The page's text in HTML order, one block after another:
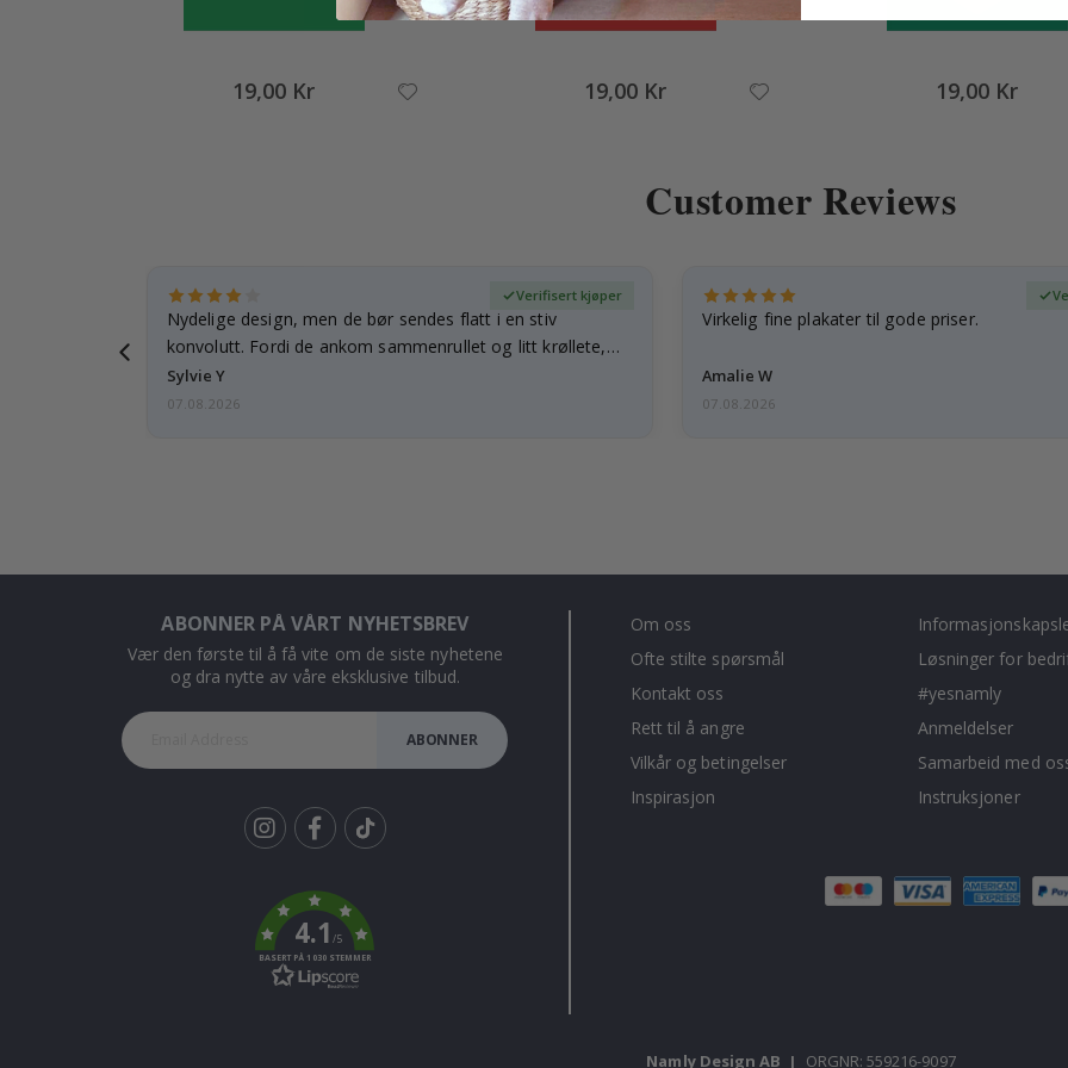
19,00 Kr 19,00 Kr 19,00 Kr
Customer Reviews
Nydelige design, men de bør sendes flatt i en stiv
konvolutt. Fordi de ankom sammenrullet og litt krøllete,
skulle de…
Sylvie Y
Verifisert kjøper
07.08.2026
Virkelig fine plakater til gode priser.
Amalie W
07.08.2026
ABONNER PÅ VÅRT NYHETSBREV
Vær den første til å få vite om de siste nyhetene
og dra nytte av våre eksklusive tilbud.
ABONNER
k
4.1/5
BASERT PÅ 1030 STEMMER
Om oss
Ofte stilte spørsmål
Kontakt oss
Rett til å angre
Vilkår og betingelser
Inspirasjon
Løsninger for
#yesnamly
Anmeldelser
Samarbeid med
Instruksjoner
Namly Design AB | ORGNR: 559216-9097